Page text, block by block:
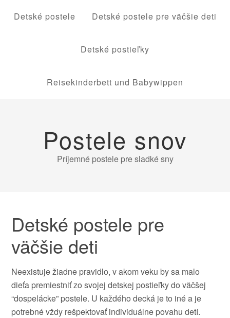
Detské postele Detské postele pre väčšie deti
Detské postieľky
Reisekinderbett und Babywippen
Postele snov
Príjemné postele pre sladké sny
Detské postele pre
väčšie deti
Neexistuje žiadne pravidlo, v akom veku by sa malo
dieťa premiestniť zo svojej detskej postieľky do väčšej
“dospelácke” postele. U každého decká je to iné a je
potrebné vždy rešpektovať individuálne povahu detí.